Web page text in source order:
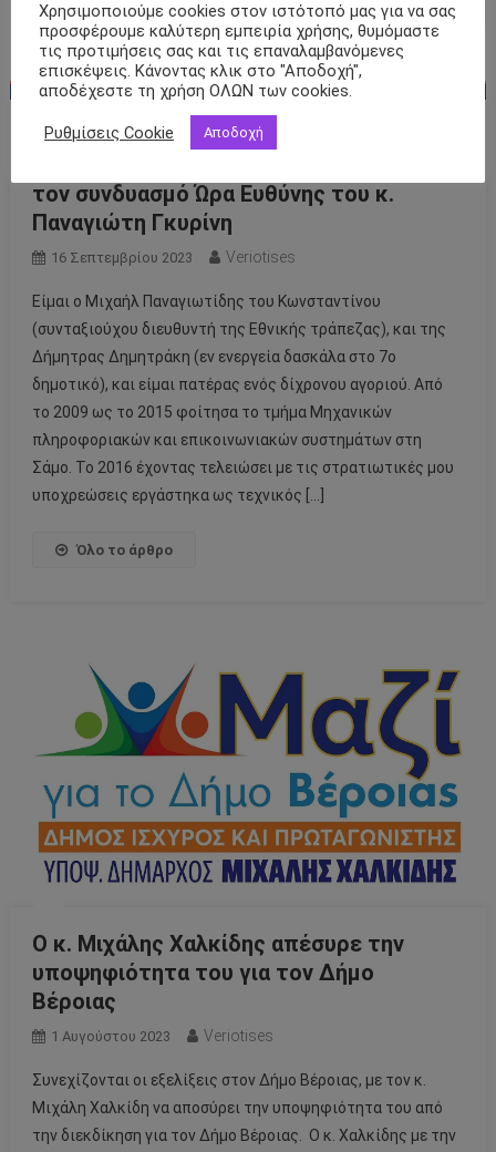
Ο Μιχαήλ Παναγιωτίδης υποψήφιος
τον συνδυασμό Ώρα Ευθύνης του κ.
Παναγιώτη Γκυρίνη
16 Σεπτεμβρίου 2023 Veriotises
Είμαι ο Μιχαήλ Παναγιωτίδης του Κωνσταντίνου
(συνταξιούχου διευθυντή της Εθνικής τράπεζας), και της
Δήμητρας Δημητράκη (εν ενεργεία δασκάλα στο 7ο
δημοτικό), και είμαι πατέρας ενός δίχρονου αγοριού. Από
το 2009 ως το 2015 φοίτησα το τμήμα Μηχανικών
πληροφοριακών και επικοινωνιακών συστημάτων στη
Σάμο. Το 2016 έχοντας τελειώσει με τις στρατιωτικές μου
υποχρεώσεις εργάστηκα ως τεχνικός […]
Όλο το άρθρο
O κ. Μιχάλης Χαλκίδης απέσυρε την
υποψηφιότητα του για τον Δήμο
Βέροιας
1 Αυγούστου 2023 Veriotises
Συνεχίζονται οι εξελίξεις στον Δήμο Βέροιας, με τον κ.
Μιχάλη Χαλκίδη να αποσύρει την υποψηφιότητα του από
την διεκδίκηση για τον Δήμο Βέροιας. Ο κ. Χαλκίδης με την
Χρησιμοποιούμε cookies στον ιστότοπό μας για να σας
προσφέρουμε καλύτερη εμπειρία χρήσης, θυμόμαστε
τις προτιμήσεις σας και τις επαναλαμβανόμενες
επισκέψεις. Κάνοντας κλικ στο "Αποδοχή",
αποδέχεστε τη χρήση ΟΛΩΝ των cookies.
Ρυθμίσεις Cookie Αποδοχή